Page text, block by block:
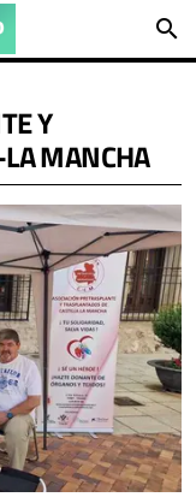
search
Y
MANCHA